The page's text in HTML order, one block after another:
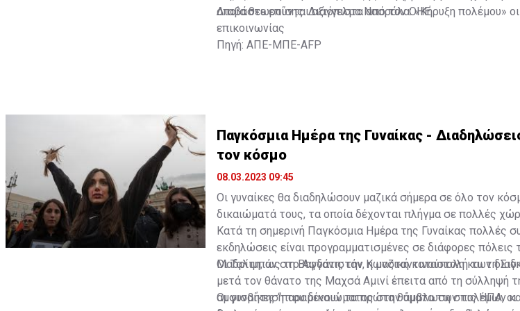
οποία θεωρούνται αξιόπιστα από τον ΟΗΕ.
Διαβάστε επίσης:Διάγγελμα Νασράλα: «Κήρυξη πολέμου»
επικοινωνίας
Πηγή: ΑΠΕ-ΜΠΕ-AFP
Παγκόσμια Ημέρα της Γυναίκας -
τον κόσμο
08.03.2023 09:45
Οι γυναίκες θα διαδηλώσουν μαζικά σήμερα σε όλο τον
δικαιώματά τους, τα οποία δέχονται πλήγμα σε πολλές
Κατά τη σημερινή Παγκόσμια Ημέρα της Γυναίκας πολλές
εκδηλώσεις είναι προγραμματισμένες σε διάφορες πόλεις
Μαδρίτη, ως τη Βαγδάτη, την Κωνσταντινούπολη και τη
Οι Ταλιμπάν στο Αφγανιστάν, η μαζική καταστολή των
μετά τον θάνατο της Μαχσά Αμινί έπειτα από τη σύλληψή
αμφισβήτηση του δικαιώματος στην άμβλωση στις ΗΠΑ,
Οι γυναίκες “παραμένουν τα πρώτα θύματα των πολέμων